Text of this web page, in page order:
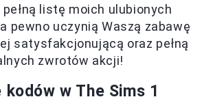
listę moich ulubionych
pewno uczynią Waszą zabawę
satysfakcjonującą oraz pełną
zwrotów akcji!
kodów w The Sims 1